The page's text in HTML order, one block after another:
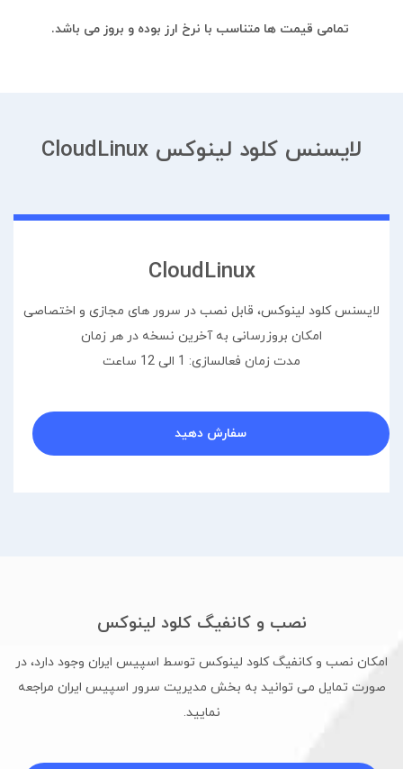
تمامی قیمت ها متناسب با نرخ ارز بوده و بروز می باشد.
لایسنس کلود لینوکس CloudLinux
CloudLinux
لایسنس کلود لینوکس، قابل نصب در سرور های مجازی و اختصاصی
امکان بروزرسانی به آخرین نسخه در هر زمان
مدت زمان فعالسازی: 1 الی 12 ساعت
سفارش دهید
نصب و کانفیگ کلود لینوکس
امکان نصب و کانفیگ کلود لینوکس توسط اسپیس ایران وجود دارد، در
صورت تمایل می توانید به بخش مدیریت سرور اسپیس ایران مراجعه
نمایید.